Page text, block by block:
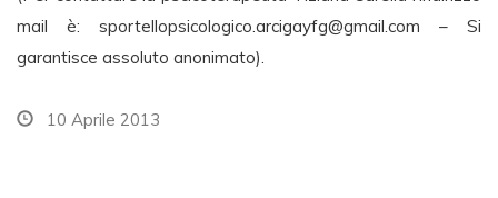
mail è: sportellopsicologico.arcigayfg@gmail.com – Si
garantisce assoluto anonimato).
10 Aprile 2013